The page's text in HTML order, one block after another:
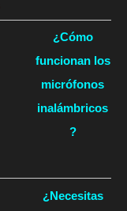
¿Cómo
funcionan los
micrófonos
inalámbricos
?
¿Necesitas